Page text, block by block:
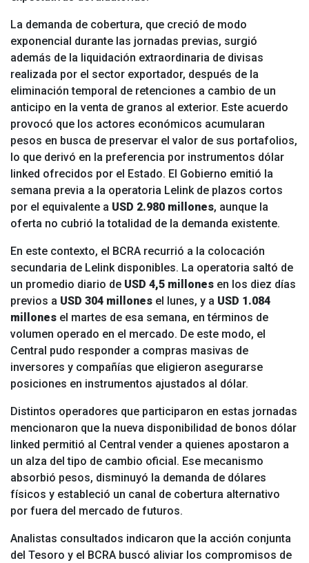
La demanda de cobertura, que creció de modo
exponencial durante las jornadas previas, surgió
además de la liquidación extraordinaria de divisas
realizada por el sector exportador, después de la
eliminación temporal de retenciones a cambio de un
anticipo en la venta de granos al exterior. Este acuerdo
provocó que los actores económicos acumularan
pesos en busca de preservar el valor de sus portafolios,
lo que derivó en la preferencia por instrumentos dólar
linked ofrecidos por el Estado. El Gobierno emitió la
semana previa a la operatoria Lelink de plazos cortos
por el equivalente a USD 2.980 millones, aunque la
oferta no cubrió la totalidad de la demanda existente.
En este contexto, el BCRA recurrió a la colocación
secundaria de Lelink disponibles. La operatoria saltó de
un promedio diario de USD 4,5 millones en los diez días
previos a USD 304 millones el lunes, y a USD 1.084
millones el martes de esa semana, en términos de
volumen operado en el mercado. De este modo, el
Central pudo responder a compras masivas de
inversores y compañías que eligieron asegurarse
posiciones en instrumentos ajustados al dólar.
Distintos operadores que participaron en estas jornadas
mencionaron que la nueva disponibilidad de bonos dólar
linked permitió al Central vender a quienes apostaron a
un alza del tipo de cambio oficial. Ese mecanismo
absorbió pesos, disminuyó la demanda de dólares
físicos y estableció un canal de cobertura alternativo
por fuera del mercado de futuros.
Analistas consultados indicaron que la acción conjunta
del Tesoro y el BCRA buscó aliviar los compromisos de